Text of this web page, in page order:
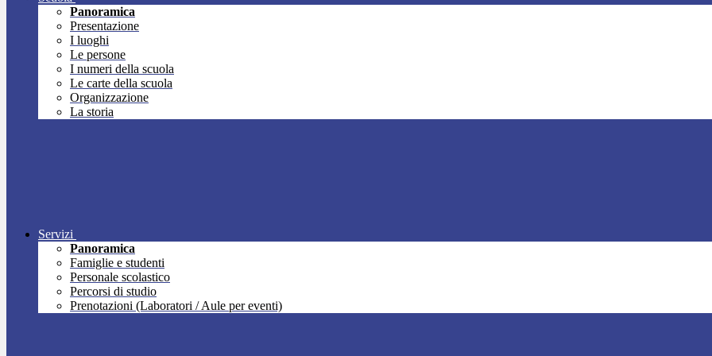
Panoramica
Presentazione
I luoghi
Le persone
I numeri della scuola
Le carte della scuola
Organizzazione
La storia
Servizi
Panoramica
Famiglie e studenti
Personale scolastico
Percorsi di studio
Prenotazioni (Laboratori / Aule per eventi)